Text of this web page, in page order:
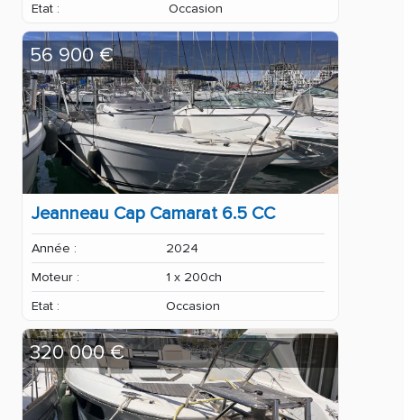
Etat :
Occasion
Jeanneau Cap Camarat 6.5 CC
Année :
2024
Moteur :
1 x 200ch
Etat :
Occasion
56 900 €
320 000 €